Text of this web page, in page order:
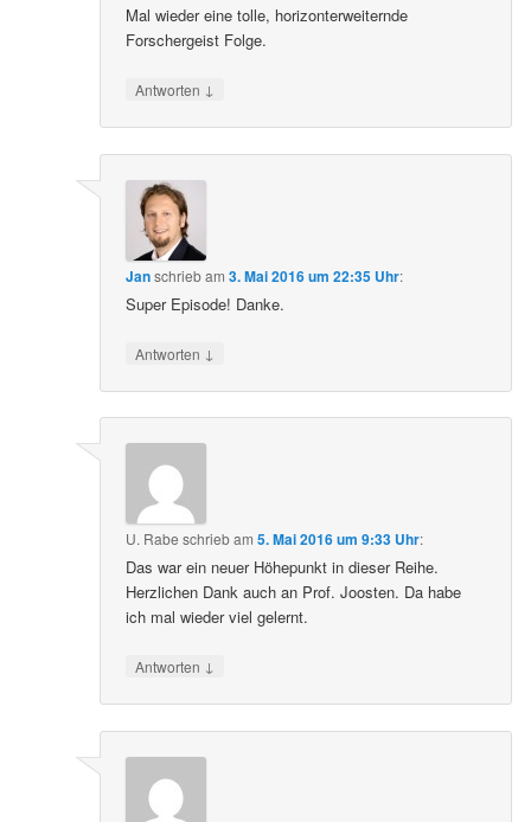
Mal wieder eine tolle, horizonterweiternde
Forschergeist Folge.
Antworten ↓
Janschriebam3. Mai 2016 um 22:35 Uhr:
Super Episode! Danke.
Antworten ↓
U. Rabe schriebam5. Mai 2016 um 9:33 Uhr:
Das war ein neuer Höhepunkt in dieser Reihe.
Herzlichen Dank auch an Prof. Joosten. Da habe
ich mal wieder viel gelernt.
Antworten ↓